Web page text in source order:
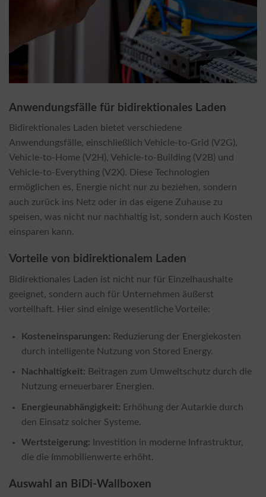
Anwendungsfälle für bidirektionales Laden
Bidirektionales Laden bietet verschiedene
Anwendungsfälle, einschließlich Vehicle-to-Grid (V2G),
Vehicle-to-Home (V2H), Vehicle-to-Building (V2B) und
Vehicle-to-Everything (V2X). Diese Technologien
ermöglichen es, Energie nicht nur zu beziehen, sondern
auch zurück ins Netz oder in das eigene Zuhause zu
speisen, was nicht nur nachhaltig ist, sondern auch Kosten
einsparen kann.
Vorteile von bidirektionalem Laden
Bidirektionales Laden ist nicht nur für Einzelhaushalte
geeignet, sondern auch für Unternehmen äußerst
vorteilhaft. Hier sind einige wesentliche Vorteile:
Kosteneinsparungen: Reduzierung der Energiekosten
durch intelligente Nutzung von Stored Energy.
Nachhaltigkeit: Beitragen zum Umweltschutz durch die
Nutzung erneuerbarer Energien.
Energieunabhängigkeit: Erhöhung der Autarkie durch
den Einsatz solcher Systeme.
Wertsteigerung: Investition in moderne Infrastruktur,
die die Immobilienwerte erhöht.
Auswahl an BiDi-Wallboxen